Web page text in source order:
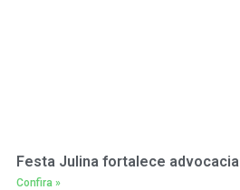
Festa Julina fortalece advocacia
Confira »